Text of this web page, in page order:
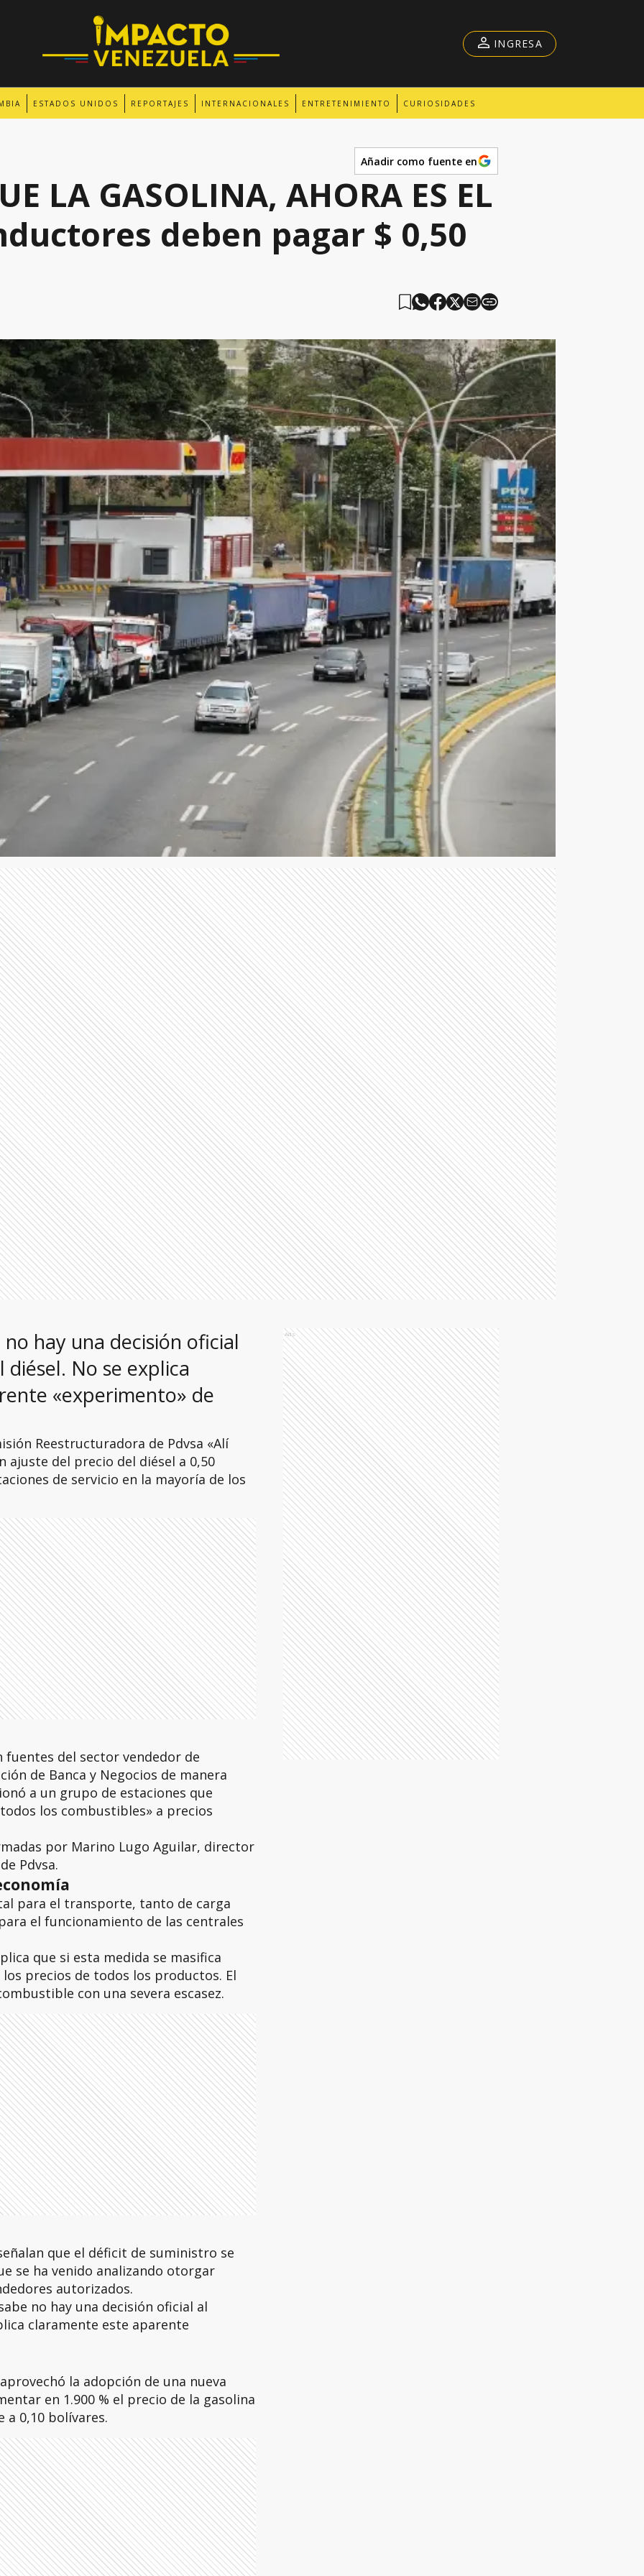
ESTADOS UNIDOS REPORTAJES INTERNACIONALES ENTRETENIMIENTO CURIOSIDADES
INGRESA
Añadir como fuente en
LA GASOLINA, AHORA ES EL
deben pagar $ 0,50
hay una decisión oficial
No se explica
«experimento» de
Reestructuradora de Pdvsa «Alí
ajuste del precio del diésel a 0,50
de servicio en la mayoría de los
del sector vendedor de
de Banca y Negocios de manera
a un grupo de estaciones que
los combustibles» a precios
por Marino Lugo Aguilar, director
Pdvsa.
para el transporte, tanto de carga
el funcionamiento de las centrales
que si esta medida se masifica
precios de todos los productos. El
con una severa escasez.
que el déficit de suministro se
se ha venido analizando otorgar
autorizados.
no hay una decisión oficial al
claramente este aparente
la adopción de una nueva
en 1.900 % el precio de la gasolina
a 0,10 bolívares.
Ads